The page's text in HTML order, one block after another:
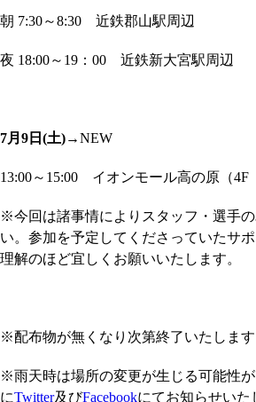
朝 7:30～8:30 近鉄郡山駅周辺
夜 18:00～19：00 近鉄新大宮駅周辺
7月9日(土)→NEW
13:00～15:00 イオンモール高の原（
※今回は諸事情によりスタッフ・選手
い。参加を予定してくださっていたサ
理解のほど宜しくお願いいたします。
※配布物が無くなり次第終了いたします
※雨天時は場所の変更が生じる可能性
にTwitter及びFacebookにてお知らせいた